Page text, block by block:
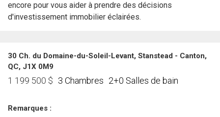
encore pour vous aider à prendre des décisions
d'investissement immobilier éclairées.
30 Ch. du Domaine-du-Soleil-Levant, Stanstead - Canton,
QC, J1X 0M9
1 199 500 $ 3 Chambres 2+0 Salles de bain
Remarques :